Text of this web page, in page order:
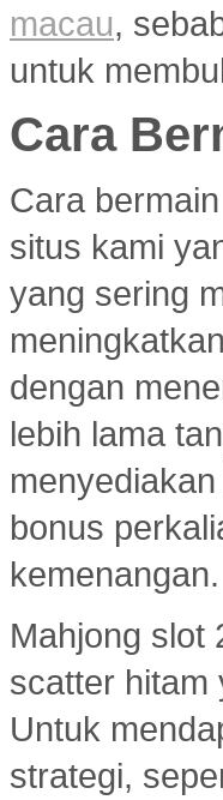
macau,
untuk
Cara
Cara
situs kami
yang sering
dengan
lebih lama
bonus
kemenangan.
Mahjong slot
scatter hitam
Untuk
strategi,